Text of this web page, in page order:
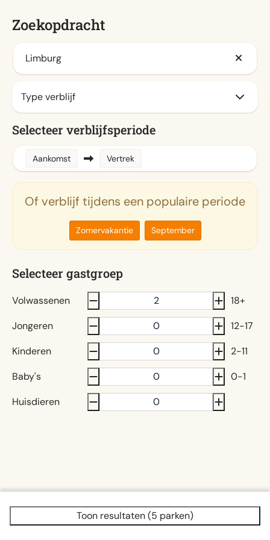
Zoekopdracht
Limburg
Selecteer verblijfsperiode
Aankomst Vertrek
Of verblijf tijdens een populaire periode
Zomervakantie September
Selecteer gastgroep
Volwassenen
18+
Jongeren
12-17
Kinderen
2-11
Baby's
0-1
Huisdieren
Toon resultaten (5 parken)